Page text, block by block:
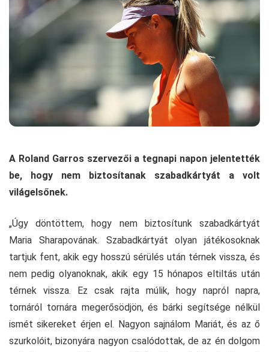
A Roland Garros szervezői a tegnapi napon jelentették
be, hogy nem biztosítanak szabadkártyát a volt
világelsőnek.
„Úgy döntöttem, hogy nem biztosítunk szabadkártyát
Maria Sharapovának. Szabadkártyát olyan játékosoknak
tartjuk fent, akik egy hosszú sérülés után térnek vissza, és
nem pedig olyanoknak, akik egy 15 hónapos eltiltás után
térnek vissza. Ez csak rajta múlik, hogy napról napra,
tornáról tornára megerősödjön, és bárki segítsége nélkül
ismét sikereket érjen el. Nagyon sajnálom Mariát, és az ő
szurkolóit, bizonyára nagyon csalódottak, de az én dolgom